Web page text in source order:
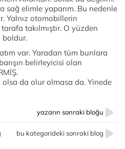
sağ elimle yaparım. Bu nedenle
Yalnız otomobillerin
takılmıştır. O yüzden
boldur.
var. Yaradan tüm bunlara
belirleyicisi olan
da olur olmasa da. Yinede
yazarın sonraki bloğu
bu kategorideki sonraki blog